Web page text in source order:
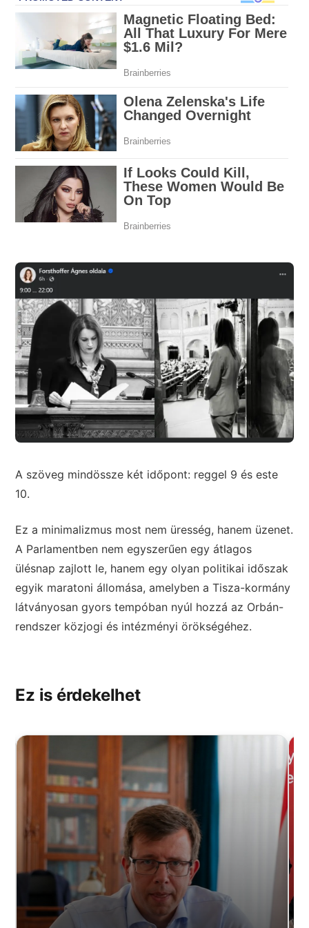
A szöveg mindössze két időpont: reggel 9 és este
10.
Ez a minimalizmus most nem üresség, hanem üzenet.
A Parlamentben nem egyszerűen egy átlagos
ülésnap zajlott le, hanem egy olyan politikai időszak
egyik maratoni állomása, amelyben a Tisza-kormány
látványosan gyors tempóban nyúl hozzá az Orbán-
rendszer közjogi és intézményi örökségéhez.
Ez is érdekelhet